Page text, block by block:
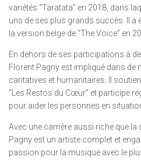
variétés “Taratata” en 2018, dans
uns de ses plus grands succès. Il a
la version belge de “The Voice” en
En dehors de ses participations à
Florent Pagny est impliqué dans
caritatives et humanitaires. Il
“Les Restos du Cœur” et participe
pour aider les personnes en
Avec une carrière aussi riche que la
Pagny est un artiste complet et
passion pour la musique avec le